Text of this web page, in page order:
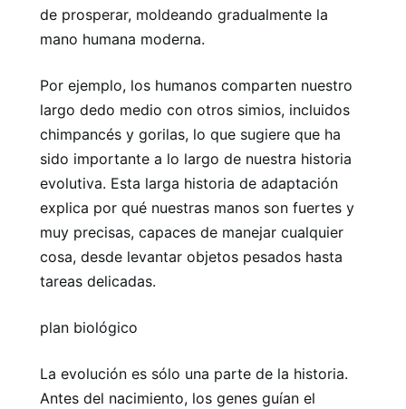
de prosperar, moldeando gradualmente la
mano humana moderna.
Por ejemplo, los humanos comparten nuestro
largo dedo medio con otros simios, incluidos
chimpancés y gorilas, lo que sugiere que ha
sido importante a lo largo de nuestra historia
evolutiva. Esta larga historia de adaptación
explica por qué nuestras manos son fuertes y
muy precisas, capaces de manejar cualquier
cosa, desde levantar objetos pesados ​​hasta
tareas delicadas.
plan biológico
La evolución es sólo una parte de la historia.
Antes del nacimiento, los genes guían el